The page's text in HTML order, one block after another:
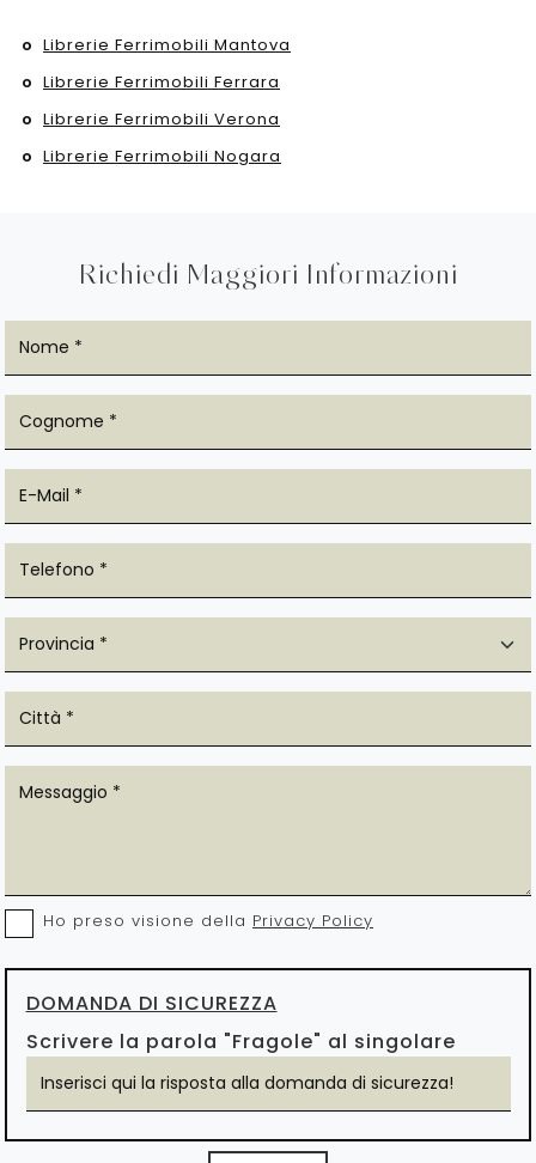
Librerie Ferrimobili Mantova
Librerie Ferrimobili Ferrara
Librerie Ferrimobili Verona
Librerie Ferrimobili Nogara
Richiedi Maggiori Informazioni
Ho preso visione della Privacy Policy
DOMANDA DI SICUREZZA
Scrivere la parola "Fragole" al singolare